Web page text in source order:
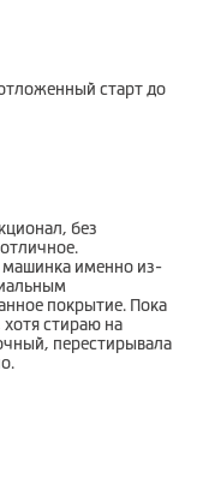
старт до
без
машинка именно из-
покрытие. Пока
хотя стираю на
перестирывала